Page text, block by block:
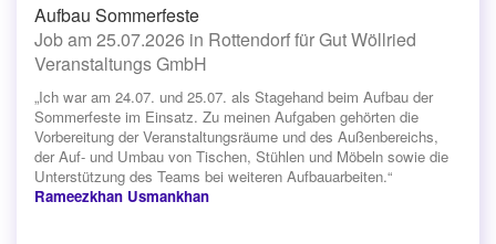
Aufbau Sommerfeste
Job am 25.07.2026 in Rottendorf für Gut Wöllried
Veranstaltungs GmbH
„Ich war am 24.07. und 25.07. als Stagehand beim Aufbau der
Sommerfeste im Einsatz. Zu meinen Aufgaben gehörten die
Vorbereitung der Veranstaltungsräume und des Außenbereichs,
der Auf- und Umbau von Tischen, Stühlen und Möbeln sowie die
Unterstützung des Teams bei weiteren Aufbauarbeiten.“
Rameezkhan Usmankhan